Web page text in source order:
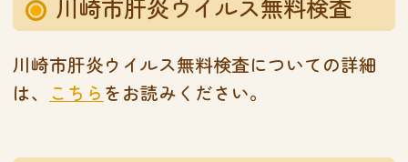
川崎市肝炎ウイルス無料検査
川崎市肝炎ウイルス無料検査についての詳細
は、
こちら をお読みください。